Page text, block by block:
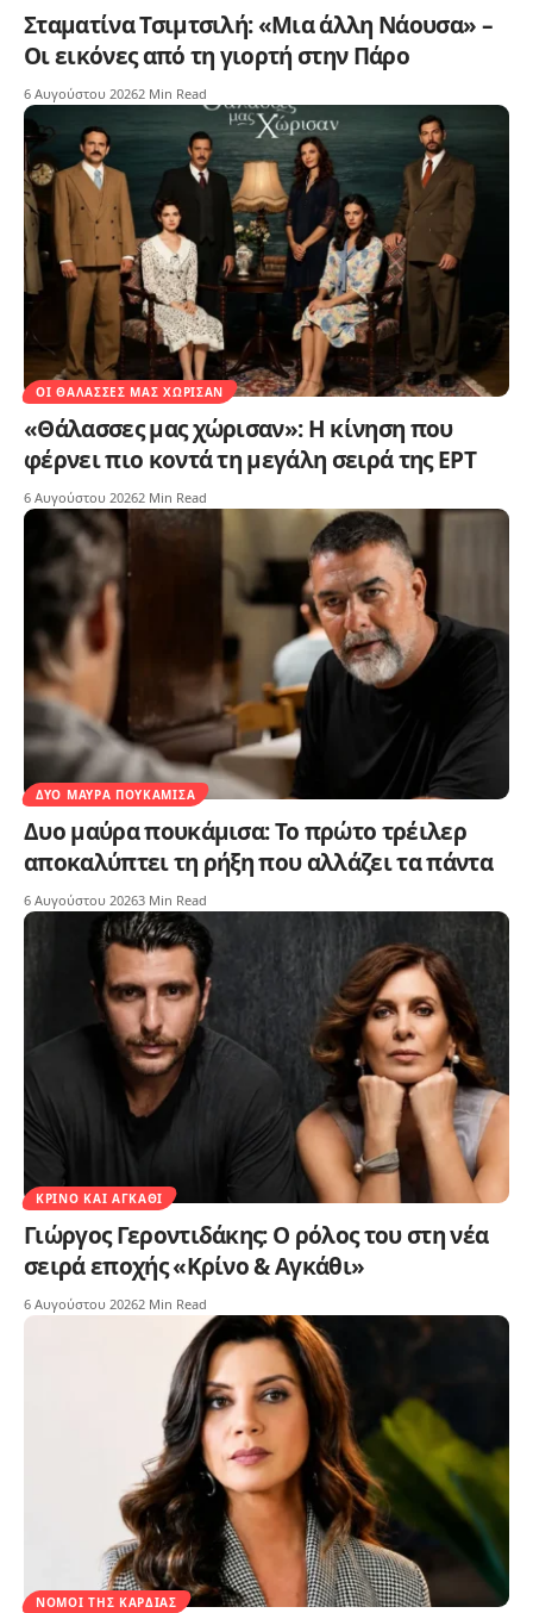
Σταματίνα Τσιμτσιλή: «Μια άλλη Νάουσα» –
Οι εικόνες από τη γιορτή στην Πάρο
6 Αυγούστου 20262 Min Read
ΟΙ ΘΆΛΑΣΣΕΣ ΜΑΣ ΧΏΡΙΣΑΝ
«Θάλασσες μας χώρισαν»: Η κίνηση που
φέρνει πιο κοντά τη μεγάλη σειρά της ΕΡΤ
6 Αυγούστου 20262 Min Read
ΔΥΟ ΜΑΎΡΑ ΠΟΥΚΆΜΙΣΑ
Δυο μαύρα πουκάμισα: Το πρώτο τρέιλερ
αποκαλύπτει τη ρήξη που αλλάζει τα πάντα
6 Αυγούστου 20263 Min Read
ΚΡΊΝΟ ΚΑΙ ΑΓΚΆΘΙ
Γιώργος Γεροντιδάκης: Ο ρόλος του στη νέα
σειρά εποχής «Κρίνο & Αγκάθι»
6 Αυγούστου 20262 Min Read
ΝΌΜΟΙ ΤΗΣ ΚΑΡΔΙΆΣ